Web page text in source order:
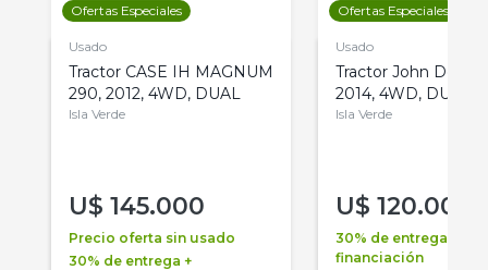
Ofertas Especiales
Usado
Tractor CASE IH MAGNUM
290, 2012, 4WD, DUAL
Isla Verde
U$ 145.000
Precio oferta sin usado
30% de entrega +
Ofertas Especiales
Usado
Tractor John Deere
2014, 4WD, DUAL
Isla Verde
U$ 120.000
30% de entrega +
financiación